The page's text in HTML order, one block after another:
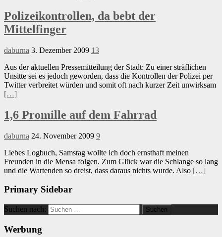
Polizeikontrollen, da bebt der
Mittelfinger
daburna 3. Dezember 2009 13
Aus der aktuellen Pressemitteilung der Stadt: Zu einer sträflichen
Unsitte sei es jedoch geworden, dass die Kontrollen der Polizei per
Twitter verbreitet würden und somit oft nach kurzer Zeit unwirksam
[…]
1,6 Promille auf dem Fahrrad
daburna 24. November 2009 9
Liebes Logbuch, Samstag wollte ich doch ernsthaft meinen
Freunden in die Mensa folgen. Zum Glück war die Schlange so lang
und die Wartenden so dreist, dass daraus nichts wurde. Also […]
Primary Sidebar
Suchen nach:
Werbung